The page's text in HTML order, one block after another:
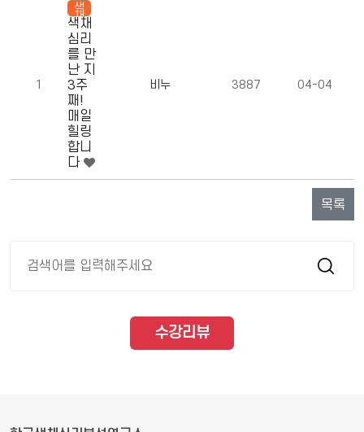
1
색
채
심
리
상
담
사
색채
심리
를 만
난 지
3주
째!
매일
힐링
합니
다
비누 3887 04-04
목록
수강리뷰